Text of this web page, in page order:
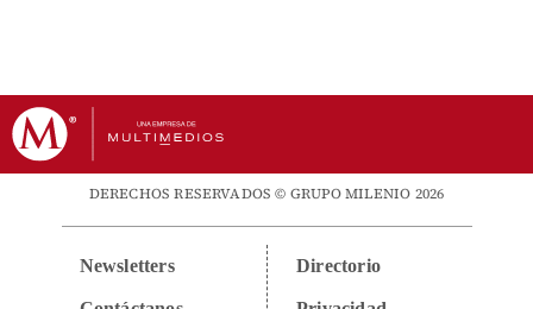
DERECHOS RESERVADOS © GRUPO MILENIO 2026
Newsletters Directorio